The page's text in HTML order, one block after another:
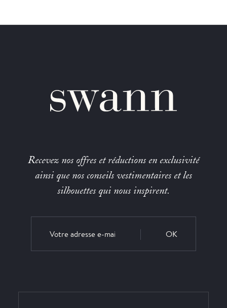
Recevez nos offres et réductions en exclusivité
ainsi que nos conseils vestimentaires et les
silhouettes qui nous inspirent.
OK